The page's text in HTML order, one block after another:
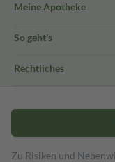
Meine Apotheke
So geht's
Rechtliches
Zu Risiken und